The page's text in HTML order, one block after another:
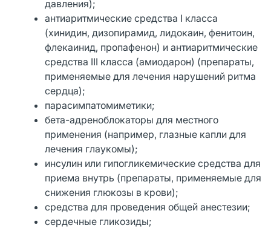
давления);
антиаритмические средства I класса
(хинидин, дизопирамид, лидокаин, фенитоин,
флекаинид, пропафенон) и антиаритмические
средства III класса (амиодарон) (препараты,
применяемые для лечения нарушений ритма
сердца);
парасимпатомиметики;
бета-адреноблокаторы для местного
применения (например, глазные капли для
лечения глаукомы);
инсулин или гипогликемические средства для
приема внутрь (препараты, применяемые для
снижения глюкозы в крови);
средства для проведения общей анестезии;
сердечные гликозиды;